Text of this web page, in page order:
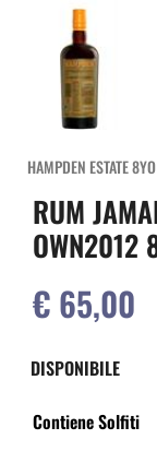
HAMPDEN ESTATE 8YO
RUM
OWN2012
€ 65,00
DISPONIBILE
Contiene Solfiti